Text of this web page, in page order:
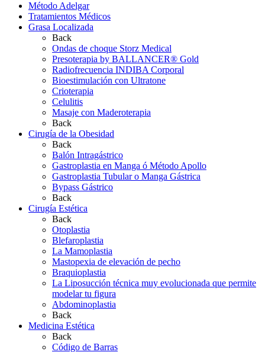
Método Adelgar
Tratamientos Médicos
Grasa Localizada
Back
Ondas de choque Storz Medical
Presoterapia by BALLANCER® Gold
Radiofrecuencia INDIBA Corporal
Bioestimulación con Ultratone
Crioterapia
Celulitis
Masaje con Maderoterapia
Back
Cirugía de la Obesidad
Back
Balón Intragástrico
Gastroplastia en Manga ó Método Apollo
Gastroplastia Tubular o Manga Gástrica
Bypass Gástrico
Back
Cirugía Estética
Back
Otoplastia
Blefaroplastia
La Mamoplastia
Mastopexia de elevación de pecho
Braquioplastia
La Liposucción técnica muy evolucionada que permite
modelar tu figura
Abdominoplastia
Back
Medicina Estética
Back
Código de Barras